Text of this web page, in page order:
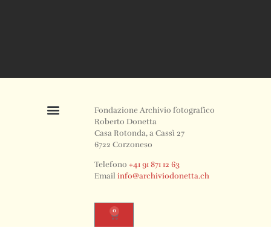
Fondazione Archivio fotografico
Roberto Donetta
Casa Rotonda, a Cassì 27
6722 Corzoneso
Telefono+41 91 871 12 63
Emailinfo@archiviodonetta.ch
0